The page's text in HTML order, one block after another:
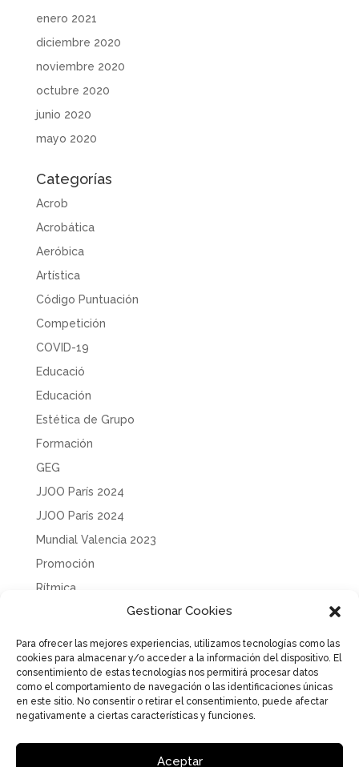
Gestionar Cookies
Para ofrecer las mejores experiencias, utilizamos tecnologías como las
cookies para almacenar y/o acceder a la información del dispositivo. El
consentimiento de estas tecnologías nos permitirá procesar datos
como el comportamiento de navegación o las identificaciones únicas
en este sitio. No consentir o retirar el consentimiento, puede afectar
negativamente a ciertas características y funciones.
Aceptar
enero 2021
diciembre 2020
noviembre 2020
octubre 2020
junio 2020
mayo 2020
Categorías
Acrob
Acrobática
Aeróbica
Artística
Código Puntuación
Competición
COVID-19
Educació
Educación
Estética de Grupo
Formación
GEG
JJOO París 2024
JJOO París 2024
Mundial Valencia 2023
Promoción
Rítmica
Tecnificación
Uncategorized
Política de Privacidad